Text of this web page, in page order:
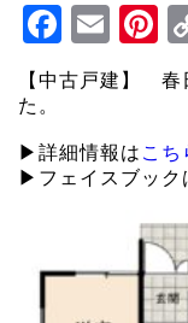
【中古戸建】
た。
▶詳細情報は こち
▶フェイスブック